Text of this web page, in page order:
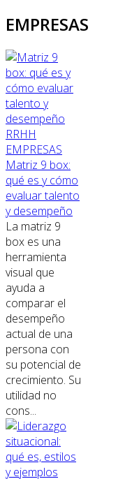
EMPRESAS
RRHH
EMPRESAS
Matriz 9 box:
qué es y cómo
evaluar talento
y desempeño
La matriz 9
box es una
herramienta
visual que
ayuda a
comparar el
desempeño
actual de una
persona con
su potencial de
crecimiento. Su
utilidad no
cons...